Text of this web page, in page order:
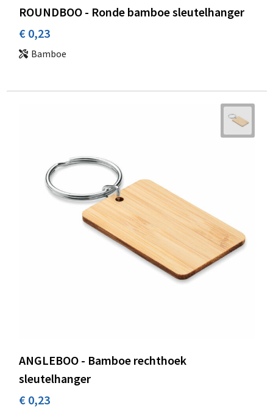
ROUNDBOO - Ronde bamboe sleutelhanger
€ 0,23
Bamboe
ANGLEBOO - Bamboe rechthoek
sleutelhanger
€ 0,23